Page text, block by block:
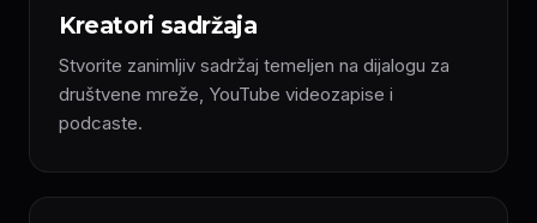
Kreatori sadržaja
Stvorite zanimljiv sadržaj temeljen na dijalogu za
društvene mreže, YouTube videozapise i
podcaste.